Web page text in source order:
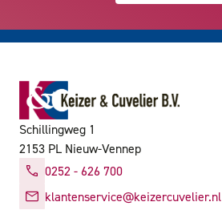
Schillingweg 1
2153 PL Nieuw-Vennep
0252 - 626 700
klantenservice@keizercuvelier.nl